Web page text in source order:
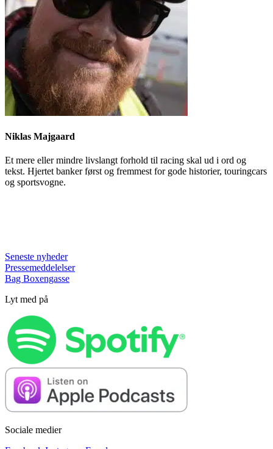
Niklas Majgaard
Et mere eller mindre livslangt forhold til racing skal ud i ord og
tekst. Hjertet banker først og fremmest for gode historier, touringcars
og sportsvogne.
Seneste nyheder
Pressemeddelelser
Bag Boxengasse
Lyt med på
Sociale medier